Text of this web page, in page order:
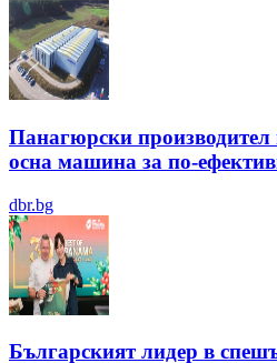
Панагюрски производител
осна машина за по-
dbr.bg
Българският лидер в